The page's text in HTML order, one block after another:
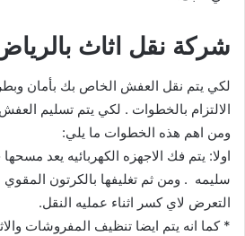
شركة نقل اثاث
لكي يتم نقل العفش الخاص بك بأمان
الالتزام بالخطوات . لكي يتم تسليم
ومن اهم هذه الخطوات ما يلي:
اولا: يتم فك الاجهزه الكهربائيه يعد
سليمه . ومن ثم تغليفها بالكرتون المقوي
التعرض لاي كسر اثناء عمليه النقل.
* كما انه يتم ايضا تنظيف المفروشات